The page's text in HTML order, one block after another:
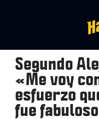
Segundo
«Me voy
esfuerzo
fue